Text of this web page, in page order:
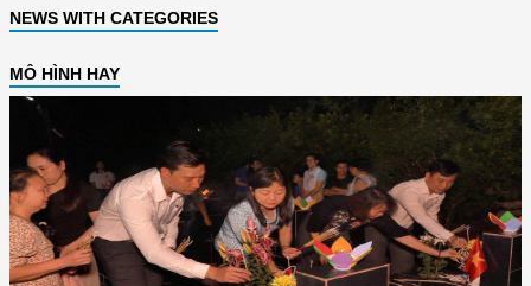
NEWS WITH CATEGORIES
MÔ HÌNH HAY